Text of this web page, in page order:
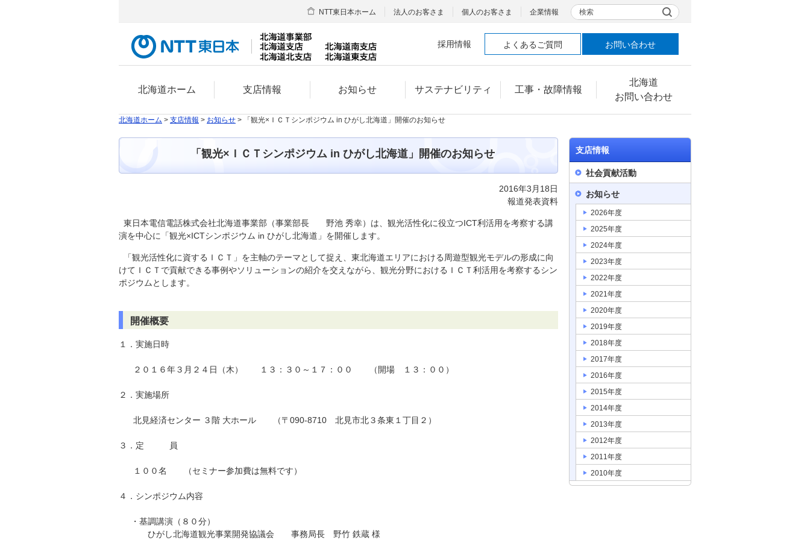
北海道ホーム 支店情報 お知らせ サステナビリティ 工事・故障情報
北海道
お問い合わせ
NTT東日本ホーム 法人のお客さま 個人のお客さま 企業情報 検索
採用情報 よくあるご質問 お問い合わせ
北海道ホーム > 支店情報 > お知らせ > 「観光×ＩＣＴシンポジウム in ひがし北海道」開催のお知らせ
「観光×ＩＣＴシンポジウム in ひがし北海道」開催のお知らせ
2016年3月18日
報道発表資料
東日本電信電話株式会社北海道事業部（事業部長 野池 秀幸）は、観光活性化に役立つICT利活用を考察する講
演を中心に「観光×ICTシンポジウム in ひがし北海道」を開催します。
「観光活性化に資するＩＣＴ」を主軸のテーマとして捉え、東北海道エリアにおける周遊型観光モデルの形成に向
けてＩＣＴで貢献できる事例やソリューションの紹介を交えながら、観光分野におけるＩＣＴ利活用を考察するシン
ポジウムとします。
開催概要
１．実施日時
２０１６年３月２４日（木） １３：３０～１７：００ （開場 １３：００）
２．実施場所
北見経済センター ３階 大ホール （〒090-8710 北見市北３条東１丁目２）
３．定 員
１００名 （セミナー参加費は無料です）
４．シンポジウム内容
・基調講演（８０分）
ひがし北海道観光事業開発協議会 事務局長 野竹 鉄蔵 様
支店情報
社会貢献活動
お知らせ
2026年度
2025年度
2024年度
2023年度
2022年度
2021年度
2020年度
2019年度
2018年度
2017年度
2016年度
2015年度
2014年度
2013年度
2012年度
2011年度
2010年度